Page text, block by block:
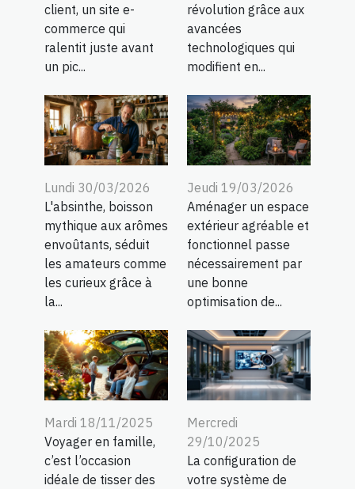
client, un site e-
commerce qui
ralentit juste avant
un pic...
révolution grâce aux
avancées
technologiques qui
modifient en...
Lundi 30/03/2026
L'absinthe, boisson
mythique aux arômes
envoûtants, séduit
les amateurs comme
les curieux grâce à
la...
Jeudi 19/03/2026
Aménager un espace
extérieur agréable et
fonctionnel passe
nécessairement par
une bonne
optimisation de...
Mardi 18/11/2025
Voyager en famille,
c’est l’occasion
idéale de tisser des
Mercredi
29/10/2025
La configuration de
votre système de